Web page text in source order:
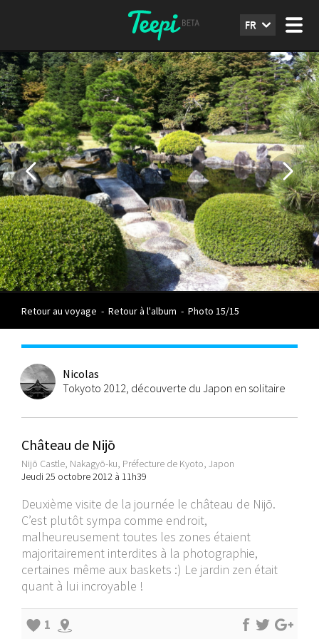
FR
Retour au voyage - Retour à l'album - Photo 15/15
Nicolas
Tokyoto 2012, découverte du Japon en solitaire
Château de Nijō
Nijō Castle, Nakagyō-ku, Préfecture de Kyoto, Japon
Jeudi 25 octobre 2012 à 11h39
Deuxième visite de la journée le château de Nijō.
C’est plutôt sympa comme endroit,
malheureusement toutes les zones étaient
majoritairement interdites à la photographie,
certaines même aux baskets :) Le jardin zen était
quant à lui incroyable !
1